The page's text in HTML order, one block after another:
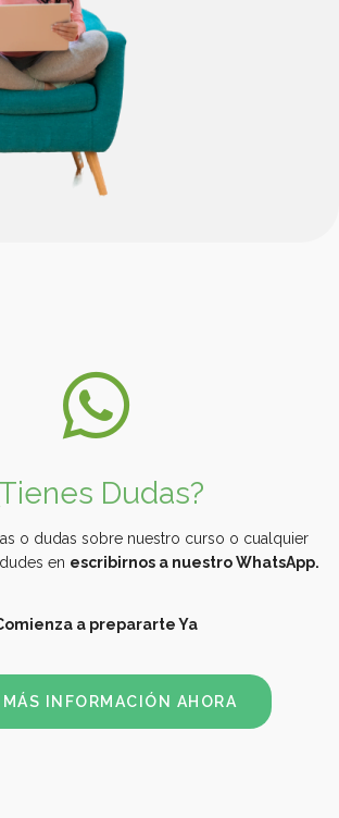
Dudas?
o dudas sobre nuestro curso o cualquier
en escribirnos a nuestro WhatsApp.
a prepararte Ya
MÁS INFORMACIÓN AHORA